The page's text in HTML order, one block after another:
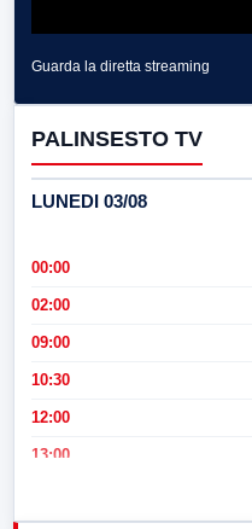
Guarda la diretta streaming
PALINSESTO TV
LUNEDI 03/08
00:00
02:00
09:00
10:30
12:00
13:00